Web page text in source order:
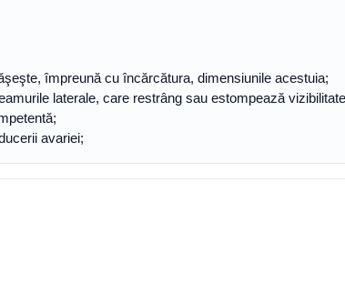
împreună cu încărcătura, dimensiunile acestuia;
laterale, care restrâng sau estompează
avariei;